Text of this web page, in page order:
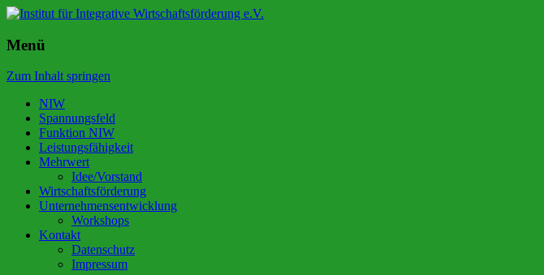
Menü
Zum Inhalt springen
NIW
Spannungsfeld
Funktion NIW
Leistungsfähigkeit
Mehrwert
Idee/Vorstand
Wirtschaftsförderung
Unternehmensentwicklung
Workshops
Kontakt
Datenschutz
Impressum